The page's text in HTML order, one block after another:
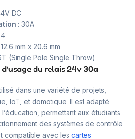
DC
: 30A
4
mm x 20.6 mm
(Single Pole Single Throw)
du relais 24v 30a
dans une variété de projets,
IoT, et domotique. Il est adapté
permettant aux étudiants
des systèmes de contrôle
compatible avec les cartes